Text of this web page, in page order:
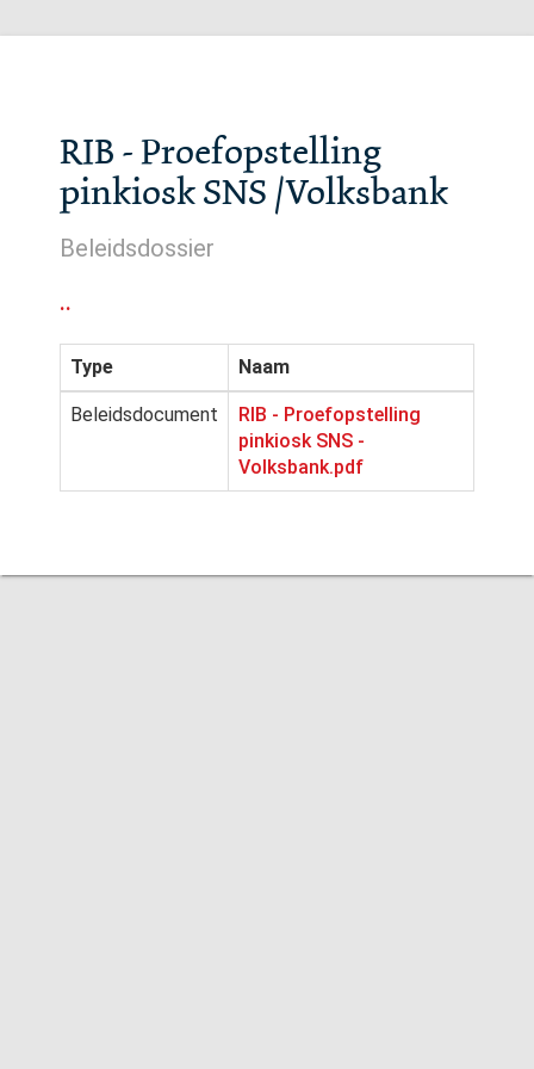
RIB - Proefopstelling
pinkiosk SNS /Volksbank
Beleidsdossier
..
Type Naam
Beleidsdocument
RIB - Proefopstelling
pinkiosk SNS -
Volksbank.pdf